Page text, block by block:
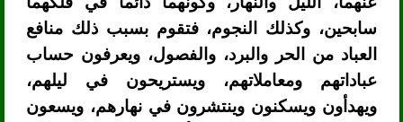
سابحين، وكذلك النجوم، فتقوم بسبب ذلك منافع
العباد من الحر والبرد، والفصول، ويعرفون حساب
عباداتهم ومعاملاتهم، ويستريحون في ليلهم،
ويهدأون ويسكنون وينتشرون في نهارهم، ويسعون